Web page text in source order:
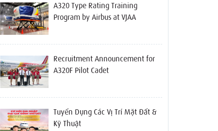
A320 Type Rating Training
Program by Airbus at VJAA
Recruitment Announcement for
A320F Pilot Cadet
Tuyển Dụng Các Vị Trí Mặt Đất &
Kỹ Thuật